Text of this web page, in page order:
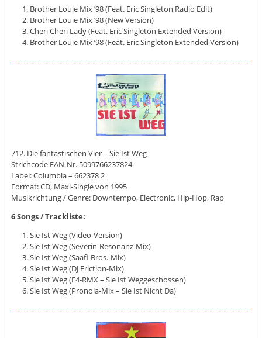
Brother Louie Mix ’98 (Feat. Eric Singleton Radio Edit)
Brother Louie Mix ’98 (New Version)
Cheri Cheri Lady (Feat. Eric Singleton Extended Version)
Brother Louie Mix ’98 (Feat. Eric Singleton Extended Version)
712. Die fantastischen Vier – Sie Ist Weg
Strichcode EAN-Nr. 5099766237824
Label: Columbia ‎– 662378 2
Format: CD, Maxi-Single von 1995
Musikrichtung / Genre: Downtempo, Electronic, Hip-Hop, Rap
6 Songs / Trackliste:
Sie Ist Weg (Video-Version)
Sie Ist Weg (Severin-Resonanz-Mix)
Sie Ist Weg (Saafi-Bros.-Mix)
Sie Ist Weg (DJ Friction-Mix)
Sie Ist Weg (F4-RMX – Sie Ist Weggeschossen)
Sie Ist Weg (Pronoia-Mix – Sie Ist Nicht Da)